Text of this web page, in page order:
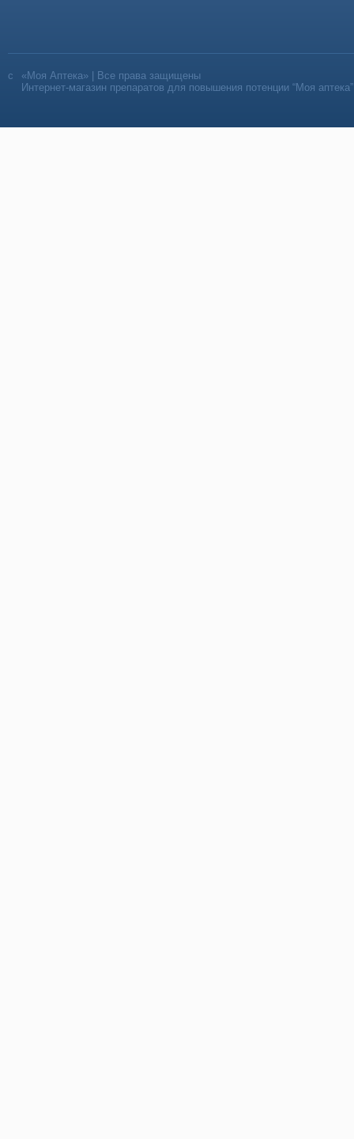
«Моя Аптека» | Все права защищены
Интернет-магазин препаратов для повышения потенции “Моя